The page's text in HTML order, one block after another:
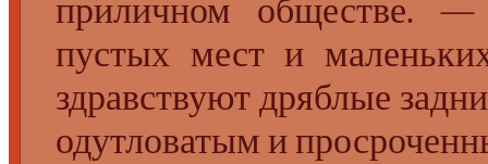
приличном обществе.
пустых мест и
здравствуют дряблые
одутловатым и